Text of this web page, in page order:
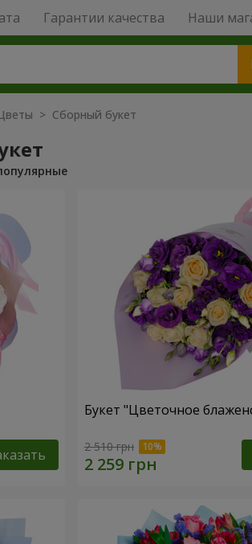
Гарантии качества Наши
> Сборный букет
Букет "Цветочное
2 510 грн